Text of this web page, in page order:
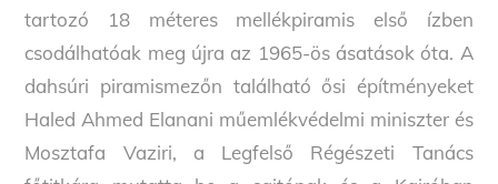
tartozó 18 méteres mellékpiramis első ízben
csodálhatóak meg újra az 1965-ös ásatások óta. A
dahsúri piramismezőn található ősi építményeket
Haled Ahmed Elanani műemlékvédelmi miniszter és
Mosztafa Vaziri, a Legfelső Régészeti Tanács